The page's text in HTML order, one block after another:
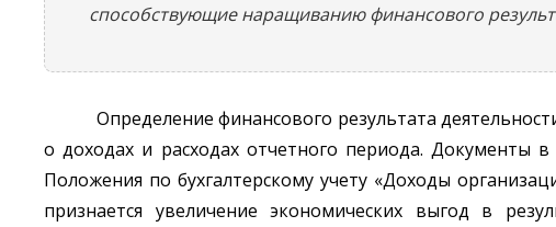
способствующие наращиванию финансового
Определение финансового результата
о доходах и расходах отчетного периода. Документы
Положения по бухгалтерскому учету «Доходы
признается увеличение экономических выгод в